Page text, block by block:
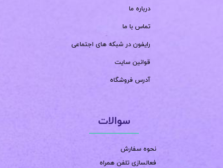
سوالات
نحوه سفارش
فعالسازی تلفن همراه
درباره ما
تماس با ما
رایفون در شبکه های اجتماعی
قوانین سایت
آدرس فروشگاه